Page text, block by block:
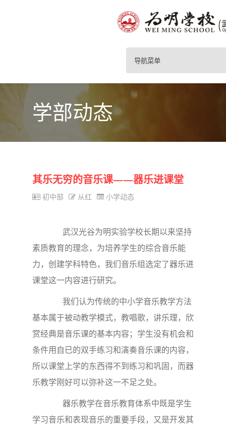
导航菜单
学部动态
其乐无穷的音乐课——器乐进课堂
初中部 从红 小学动态
武汉光谷为明实验学校长期以来坚持
素质教育的理念，为培养学生的综合音乐能
力，创建学科特色，我们音乐组选定了器乐进
课堂这一内容进行研究。
我们认为传统的中小学音乐教学方法
基本属于被动教学模式，教唱歌，讲乐理，欣
赏经典是音乐课的基本内容；学生没有机会和
条件用自已的双手练习和演奏音乐课的内容，
所以课堂上学的东西得不到练习和巩固，而器
乐教学刚好可以弥补这一不足之处。
器乐教学在音乐教育体系中既是学生
学习音乐和表现音乐的重要手段，又是开发其